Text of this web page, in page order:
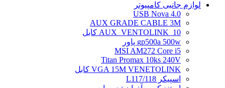
لوازم جانبی کامپیوتر
4.0 USB Nova
AUX GRADE CABLE 3M
AUX_VENTOLINK_10 کابل
gp500a 500w پاور
MSI AM272 Core i5
Titan Promax 10ks 240V
VGA 15M VENETOLINK کابل
اسپیکر L117/118